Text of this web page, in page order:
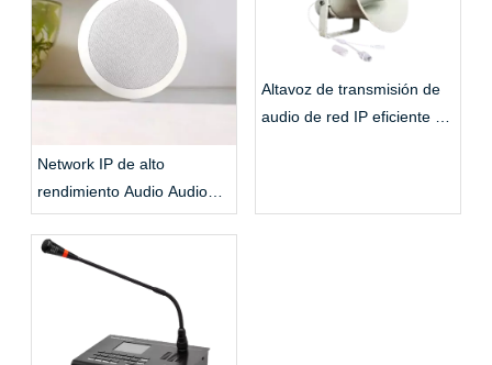
Network IP de alto
rendimiento Audio Audio
Techo activo Altavoz
Altavoz de transmisión de
audio de red IP eficiente y